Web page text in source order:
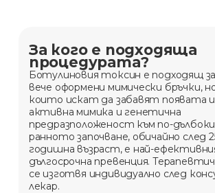
За кого е подходяща
процедурата?
Ботулиновия токсин е подходящ
вече оформени мимически бръчки,
които искат да забавят появата
активна мимика и генетична
предразположеност към по-
ранното започване, обичайно след
годишна възраст, е най-
дългосрочна превенция.
се изготвя индивидуално след
лекар.